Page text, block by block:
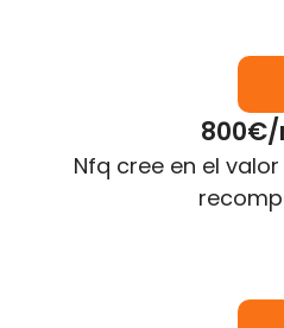
800€/
Nfq cree en el